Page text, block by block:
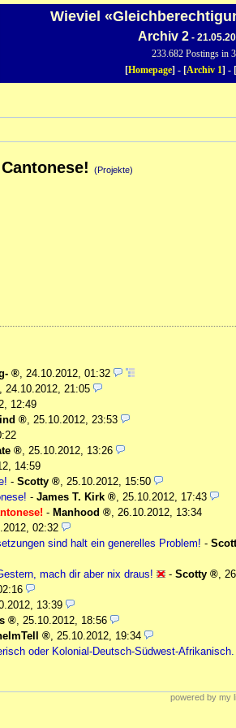
Wieviel
Archiv 2-
233.682 Postings in
[Homepage] - [Archiv 1] - [
(Projekte)
, 24.10.2012, 01:32
, 24.10.2012, 21:05
12:49
, 25.10.2012, 23:53
, 25.10.2012, 13:26
14:59
- Scotty , 25.10.2012, 15:50
- James T. Kirk , 25.10.2012, 17:43
- Manhood , 26.10.2012, 13:34
02:32
sind halt ein generelles Problem! -
mach dir aber nix draus!
- Scotty ,
13:39
, 25.10.2012, 18:56
, 25.10.2012, 19:34
oder Kolonial-Deutsch-Südwest-Afrikanisch.
powered by my